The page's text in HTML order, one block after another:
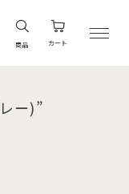
商品 カート
ー)”